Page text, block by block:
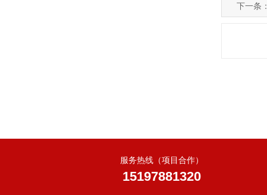
下一条：
服务热线（项目合作）
15197881320